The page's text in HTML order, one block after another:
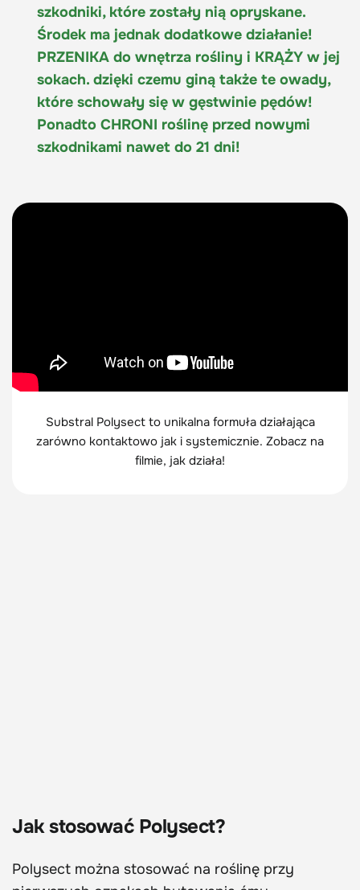
szkodniki, które zostały nią opryskane.
Środek ma jednak dodatkowe działanie!
PRZENIKA do wnętrza rośliny i KRĄŻY w jej
sokach. dzięki czemu giną także te owady,
które schowały się w gęstwinie pędów!
Ponadto CHRONI roślinę przed nowymi
szkodnikami nawet do 21 dni!
Substral Polysect to unikalna formuła działająca
zarówno kontaktowo jak i systemicznie. Zobacz na
filmie, jak działa!
Jak stosować Polysect?
Polysect można stosować na roślinę przy